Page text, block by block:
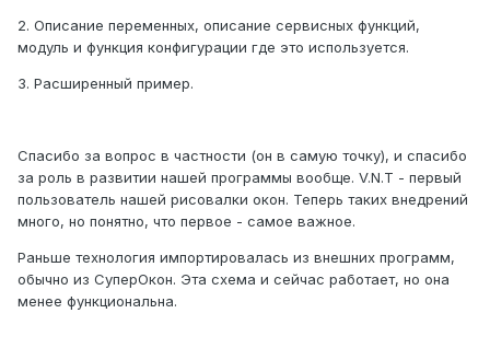
2. Описание переменных, описание сервисных функций,
модуль и функция конфигурации где это используется.
3. Расширенный пример.
Спасибо за вопрос в частности (он в самую точку), и спасибо
за роль в развитии нашей программы вообще. V.N.T - первый
пользователь нашей рисовалки окон. Теперь таких внедрений
много, но понятно, что первое - самое важное.
Раньше технология импортировалась из внешних программ,
обычно из СуперОкон. Эта схема и сейчас работает, но она
менее функциональна.